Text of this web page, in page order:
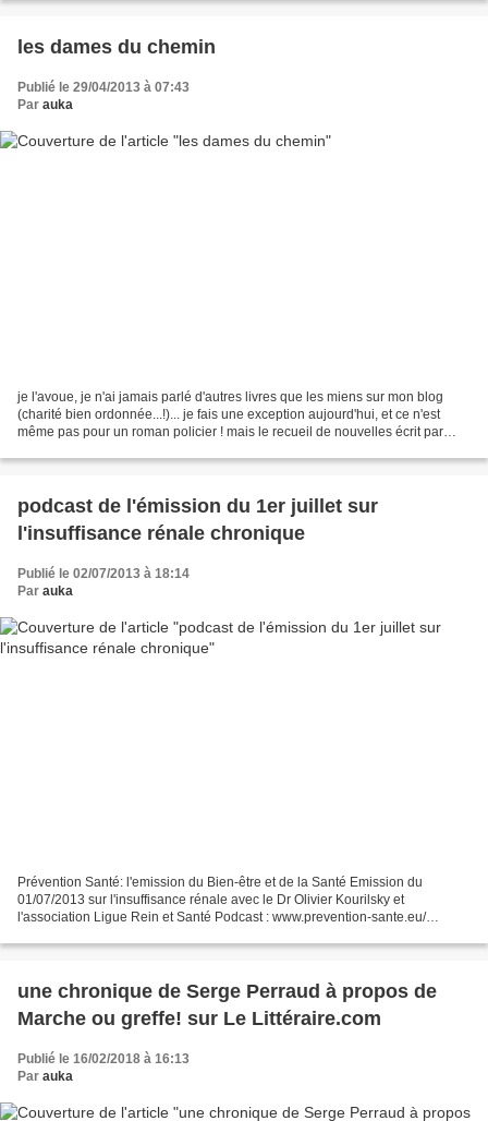
les dames du chemin
Publié le 29/04/2013 à 07:43
Par auka
je l'avoue, je n'ai jamais parlé d'autres livres que les miens sur mon blog
(charité bien ordonnée...!)... je fais une exception aujourd'hui, et ce n'est
même pas pour un roman policier ! mais le recueil de nouvelles écrit par
podcast de l'émission du 1er juillet sur
l'insuffisance rénale chronique
Publié le 02/07/2013 à 18:14
Par auka
Prévention Santé: l'emission du Bien-être et de la Santé Emission du
01/07/2013 sur l'insuffisance rénale avec le Dr Olivier Kourilsky et
l'association Ligue Rein et Santé Podcast : www.prevention-sante.eu/
une chronique de Serge Perraud à propos de
Marche ou greffe! sur Le Littéraire.com
Publié le 16/02/2018 à 16:13
Par auka